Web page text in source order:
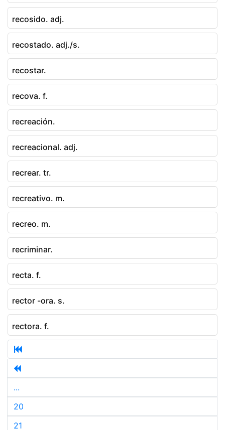
recosido. adj.
recostado. adj./s.
recostar.
recova. f.
recreación.
recreacional. adj.
recrear. tr.
recreativo. m.
recreo. m.
recriminar.
recta. f.
rector -ora. s.
rectora. f.
...
20
21